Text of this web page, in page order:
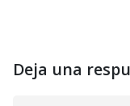
Deja una